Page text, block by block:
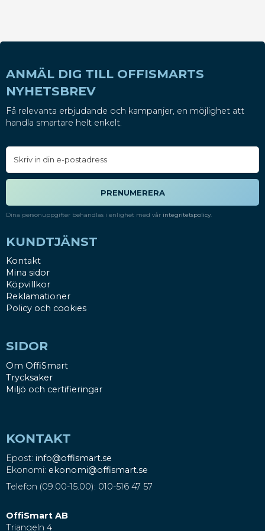
ANMÄL DIG TILL OFFISMARTS
NYHETSBREV
Få relevanta erbjudande och kampanjer, en möjlighet att
handla smartare helt enkelt.
PRENUMERERA
Dina personuppgifter behandlas i enlighet med vår integritetspolicy.
KUNDTJÄNST
Kontakt
Mina sidor
Köpvillkor
Reklamationer
Policy och cookies
SIDOR
Om OffiSmart
Trycksaker
Miljö och certifieringar
KONTAKT
Epost: info@offismart.se
Ekonomi: ekonomi@offismart.se
Telefon (09.00-15.00): 010-516 47 57
OffiSmart AB
Triangeln 4